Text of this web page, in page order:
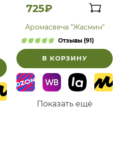
725₽
Аромасвеча "Жасмин"
Отзывы (91)
В КОРЗИНУ
Показать ещё